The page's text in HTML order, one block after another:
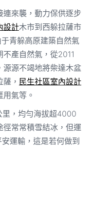
來襲，動力保供逐步
設計木市到西躲拉薩市
青躲高原建築自然氣
產自然氣，從2011
源不竭地將柴達木盆
， 民生社區室內設計
氣等。
里，均勻海拔超4000
常常積雪結冰，但運
運輸，這是若何做到